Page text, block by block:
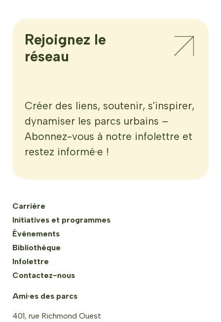
Carrière
Initiatives et programmes
Événements
Bibliothèque
Infolettre
Contactez-nous
Ami·es des parcs
401, rue Richmond Ouest
Rejoignez le
réseau
Créer des liens, soutenir, s'inspirer,
dynamiser les parcs urbains –
Abonnez-vous à notre infolettre et
restez informé·e !